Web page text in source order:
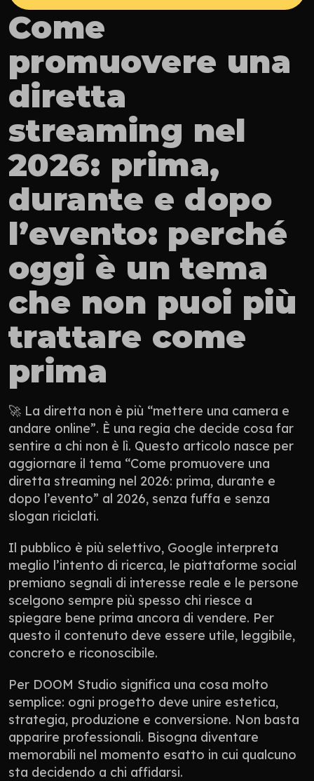
Come
promuovere una
diretta
streaming nel
2026: prima,
durante e dopo
l’evento: perché
oggi è un tema
che non puoi più
trattare come
prima
🚀 La diretta non è più “mettere una camera e
andare online”. È una regia che decide cosa far
sentire a chi non è lì. Questo articolo nasce per
aggiornare il tema “Come promuovere una
diretta streaming nel 2026: prima, durante e
dopo l’evento” al 2026, senza fuffa e senza
slogan riciclati.
Il pubblico è più selettivo, Google interpreta
meglio l’intento di ricerca, le piattaforme social
premiano segnali di interesse reale e le persone
scelgono sempre più spesso chi riesce a
spiegare bene prima ancora di vendere. Per
questo il contenuto deve essere utile, leggibile,
concreto e riconoscibile.
Per DOOM Studio significa una cosa molto
semplice: ogni progetto deve unire estetica,
strategia, produzione e conversione. Non basta
apparire professionali. Bisogna diventare
memorabili nel momento esatto in cui qualcuno
sta decidendo a chi affidarsi.